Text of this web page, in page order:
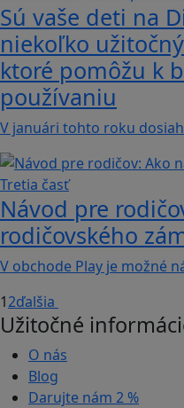
Sú vaše deti na
niekoľko
ktoré pomôžu k
používaniu
V januári tohto roku
Návod pre
rodičovského
V obchode Play je možné
12ďalšia
Užitočné
O nás
Blog
Darujte nám 2 %